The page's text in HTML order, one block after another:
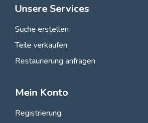
Unsere Services
Suche erstellen
Teile verkaufen
Restaurierung anfragen
Mein Konto
Registrierung